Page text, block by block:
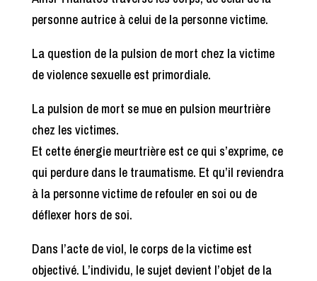
personne autrice à celui de la personne victime.
La question de la pulsion de mort chez la victime
de violence sexuelle est primordiale.
La pulsion de mort se mue en pulsion meurtrière
chez les victimes.
Et cette énergie meurtrière est ce qui s’exprime, ce
qui perdure dans le traumatisme. Et qu’il reviendra
à la personne victime de refouler en soi ou de
déflexer hors de soi.
Dans l’acte de viol, le corps de la victime est
objectivé. L’individu, le sujet devient l’objet de la